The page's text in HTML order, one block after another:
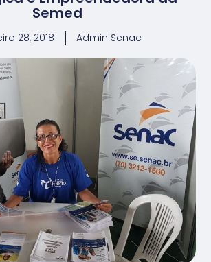
Semed
28, 2018 Admin Senac